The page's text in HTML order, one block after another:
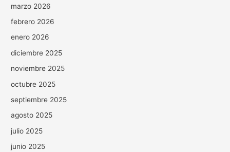
marzo 2026
febrero 2026
enero 2026
diciembre 2025
noviembre 2025
octubre 2025
septiembre 2025
agosto 2025
julio 2025
junio 2025